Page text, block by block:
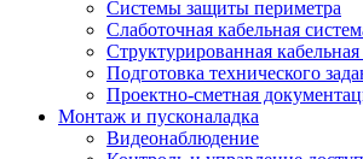
Системы защиты периметра
Слаботочная кабельная
Структурированная
Подготовка технического
Проектно-сметная
Монтаж и пусконаладка
Видеонаблюдение